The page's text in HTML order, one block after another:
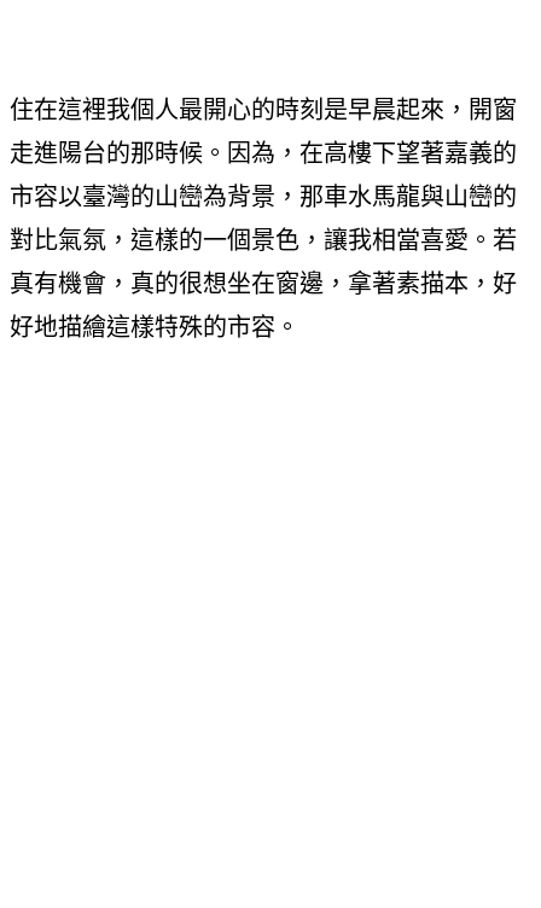
住在這裡我個人最開心的時刻是早晨起來，開窗
走進陽台的那時候。因為，在高樓下望著嘉義的
市容以臺灣的山巒為背景，那車水馬龍與山巒的
對比氣氛，這樣的一個景色，讓我相當喜愛。若
真有機會，真的很想坐在窗邊，拿著素描本，好
好地描繪這樣特殊的市容。